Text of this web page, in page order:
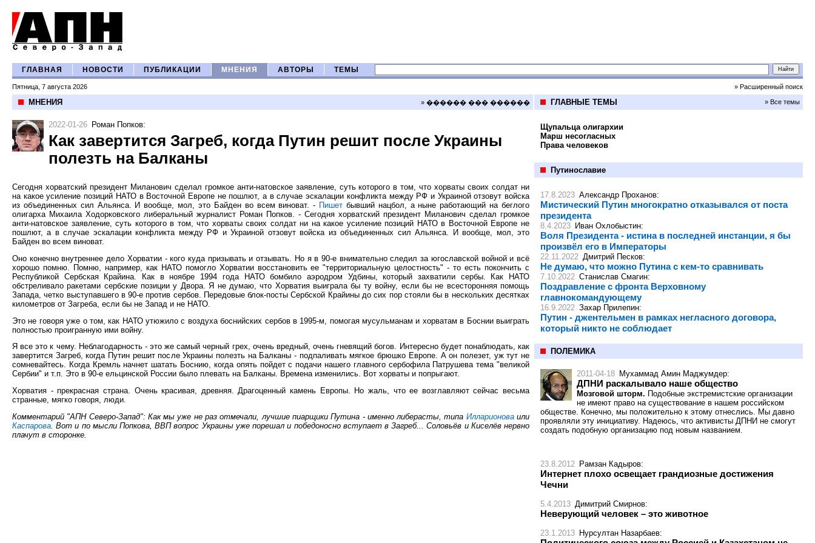
ГЛАВНАЯ НОВОСТИ ПУБЛИКАЦИИ МНЕНИЯ АВТОРЫ ТЕМЫ
Пятница, 7 августа 2026 » Расширенный поиск
МНЕНИЯ » ������ ��� ������
2022-01-26 Роман Попков:
Как завертится Загреб, когда Путин решит после Украины
полезть на Балканы
Сегодня хорватский президент Миланович сделал громкое анти-натовское заявление, суть которого в том, что хорваты своих солдат ни
на какое усиление позиций НАТО в Восточной Европе не пошлют, а в случае эскалации конфликта между РФ и Украиной отзовут войска
из объединенных сил Альянса. И вообще, мол, это Байден во всем виноват. - Пишет бывший нацбол, а ныне работающий на беглого
олигарха Михаила Ходорковского либеральный журналист Роман Попков. - Сегодня хорватский президент Миланович сделал громкое
анти-натовское заявление, суть которого в том, что хорваты своих солдат ни на какое усиление позиций НАТО в Восточной Европе не
пошлют, а в случае эскалации конфликта между РФ и Украиной отзовут войска из объединенных сил Альянса. И вообще, мол, это
Байден во всем виноват.
Оно конечно внутреннее дело Хорватии - кого куда призывать и отзывать. Но я в 90-е внимательно следил за югославской войной и всё
хорошо помню. Помню, например, как НАТО помогло Хорватии восстановить ее "территориальную целостность" - то есть покончить с
Республикой Сербская Крайина. Как в ноябре 1994 года НАТО бомбило аэродром Удбины, который захватили сербы. Как НАТО
обстреливало ракетами сербские позиции у Двора. Я не думаю, что Хорватия выиграла бы ту войну, если бы не всесторонняя помощь
Запада, четко выступавшего в 90-е против сербов. Передовые блок-посты Сербской Крайины до сих пор стояли бы в нескольких десятках
километров от Загреба, если бы не Запад и не НАТО.
Это не говоря уже о том, как НАТО утюжило с воздуха боснийских сербов в 1995-м, помогая мусульманам и хорватам в Боснии выиграть
полностью проигранную ими войну.
Я все это к чему. Неблагодарность - это же самый черный грех, очень вредный, очень гневящий богов. Интересно будет понаблюдать, как
завертится Загреб, когда Путин решит после Украины полезть на Балканы - подпаливать мягкое брюшко Европе. А он полезет, уж тут не
сомневайтесь. Когда Кремль начнет шатать Боснию, когда опять пойдет с подачи нашего главного сербофила Патрушева тема "великой
Сербии" и т.п. Это в 90-е ельцинской России было плевать на Балканы. Времена изменились. Вот хорваты и попрыгают.
Хорватия - прекрасная страна. Очень красивая, древняя. Драгоценный камень Европы. Но жаль, что ее возглавляют сейчас весьма
странные, мягко говоря, люди.
Комментарий "АПН Северо-Запад": Как мы уже не раз отмечали, лучшие пиарщики Путина - именно либерасты, типа Илларионоваили
Каспарова . Вот и по мысли Попкова, ВВП вопрос Украины уже порешал и победоносно вступает в Загреб... Соловьёв и Киселёв нервно
плачут в сторонке.
ГЛАВНЫЕ ТЕМЫ » Все темы
Щупальца олигархии
Марш несогласных
Права человеков
Путинославие
17.8.2023 Александр Проханов:
Мистический Путин многократно отказывался от поста
президента
8.4.2023 Иван Охлобыстин:
Воля Президента - истина в последней инстанции, я бы
произвёл его в Императоры
22.11.2022 Дмитрий Песков:
Не думаю, что можно Путина с кем-то сравнивать
7.10.2022 Станислав Смагин:
Поздравление с фронта Верховному
главнокомандующему
16.9.2022 Захар Прилепин:
Путин - джентельмен в рамках негласного договора,
который никто не соблюдает
ПОЛЕМИКА
2011-04-18 Мухаммад Амин Маджумдер:
ДПНИ раскалывало наше общество
Мозговой шторм. Подобные экстремистские организации
не имеют право на существование в нашем российском
обществе. Конечно, мы положительно к этому отнеслись. Мы давно
проявляли эту инициативу. Надеюсь, что активисты ДПНИ не смогут
создать подобную организацию под новым названием.
23.8.2012 Рамзан Кадыров:
Интернет плохо освещает грандиозные достижения
Чечни
5.4.2013 Димитрий Смирнов:
Неверующий человек – это животное
23.1.2013 Нурсултан Назарбаев: